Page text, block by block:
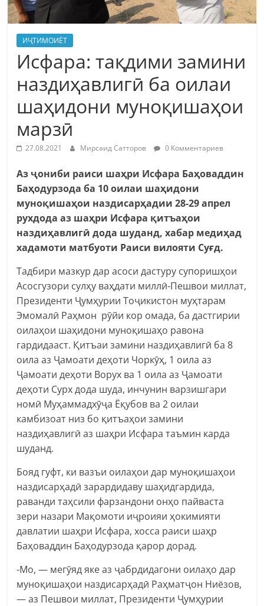
ИҶТИМОИЁТ
Исфара: тақдими замини
наздиҳавлигӣ ба оилаи
шаҳидони муноқишаҳои
марзӣ
27.08.2021 Мирсаид Сатторов 0 Комментариев
Аз ҷониби раиси шаҳри Исфара Баҳоваддин
Баҳодурзода ба 10 оилаи шаҳидони
муноқишаҳои наздисарҳадии 28-29 апрел
рухдода аз шаҳри Исфара қитъаҳои
наздиҳавлигӣ дода шуданд, хабар медиҳад
хадамоти матбуоти Раиси вилояти Суғд.
Тадбири мазкур дар асоси дастуру супоришҳои
Асосгузори сулҳу ваҳдати миллӣ-Пешвои миллат,
Президенти Ҷумҳурии Тоҷикистон муҳтарам
Эмомалӣ Раҳмон рӯйи кор омада, ба дастгирии
оилаҳои шаҳидони муноқишаҳо равона
гардидааст. Қитъаи замини наздиҳавлигӣ ба 8
оила аз Ҷамоати деҳоти Чоркӯҳ, 1 оила аз
Ҷамоати деҳоти Ворух ва 1 оила аз Ҷамоати
деҳоти Сурх дода шуда, инчунин варзишгари
номӣ Муҳаммадхӯҷа Ёқубов ва 2 оилаи
камбизоат низ бо қитъаҳои замини
наздиҳавлигӣ аз шаҳри Исфара таъмин карда
шуданд.
Бояд гуфт, ки вазъи оилаҳои дар муноқишаҳои
наздисарҳадӣ зарардидаву шаҳидгардида,
раванди таҳсили фарзандони онҳо пайваста
зери назари Мақомоти иҷроияи ҳокимияти
давлатии шаҳри Исфара, хосса раиси шаҳр
Баҳоваддин Баҳодурзода қарор дорад.
-Мо, — мегӯяд яке аз ҷабрдидагони оилаҳо дар
муноқишаҳои наздисарҳадӣ Раҳматҷон Ниёзов,
— аз Пешвои миллат, Президенти Ҷумҳурии